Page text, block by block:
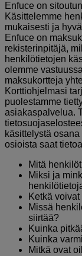
Enfuce on
Käsittelemme
mukaisesti ja
Enfuce on
rekisterinpitäjä,
henkilötietojen
olemme
maksukortteja
Korttiohjelmasi
puolestamme
asiakaspalvelua.
käsittelystä
osioista saat
Mitä
Miksi ja
Ketkä
Missä
siirtää?
Kuinka
Kuinka
Mitkä ovat